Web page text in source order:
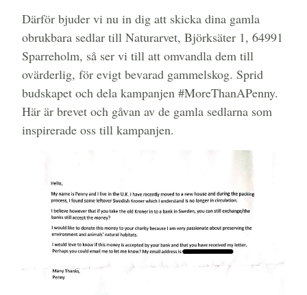
Därför bjuder vi nu in dig att skicka dina gamla
obrukbara sedlar till Naturarvet, Björksäter 1, 64991
Sparreholm, så ser vi till att omvandla dem till
ovärderlig, för evigt bevarad gammelskog. Sprid
budskapet och dela kampanjen #MoreThanAPenny.
Här är brevet och gåvan av de gamla sedlarna som
inspirerade oss till kampanjen.